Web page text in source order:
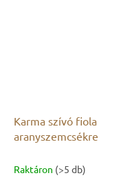
Karma szívó fiola
aranyszemcsékre
Raktáron (>5 db)